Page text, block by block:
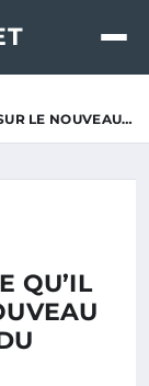
LE NOUVEAU…
QU’IL